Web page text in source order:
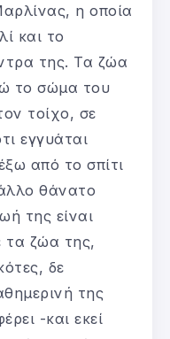
η οποία
και το
της. Τα ζώα
το σώμα του
τοίχο, σε
εγγυάται
από το σπίτι
θάνατο
της είναι
τα ζώα της,
δε
της
-και εκεί